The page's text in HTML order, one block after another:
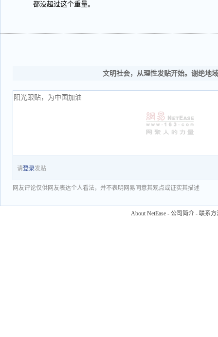
都没超过这个重量。
文明社会，从理性发贴开始。谢绝地
请登录发贴
网友评论仅供网友表达个人看法，并不表明网易同意其观点或证实其描述
About NetEase - 公司简介 - 联系方